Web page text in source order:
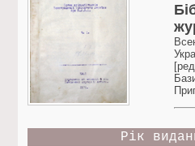
Рік